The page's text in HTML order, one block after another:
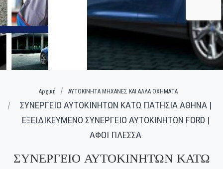
Αρχική ΑΥΤΟΚΙΝΗΤΑ ΜΗΧΑΝΕΣ ΚΑΙ ΑΛΛΑ ΟΧΗΜΑΤΑ
ΣΥΝΕΡΓΕΙΟ ΑΥΤΟΚΙΝΗΤΩΝ ΚΑΤΩ ΠΑΤΗΣΙΑ ΑΘΗΝΑ |
ΕΞΕΙΔΙΚΕΥΜΕΝΟ ΣΥΝΕΡΓΕΙΟ ΑΥΤΟΚΙΝΗΤΩΝ FORD |
ΑΦΟΙ ΠΛΕΣΣΑ
ΣΥΝΕΡΓΕΙΟ ΑΥΤΟΚΙΝΗΤΩΝ ΚΑΤΩ